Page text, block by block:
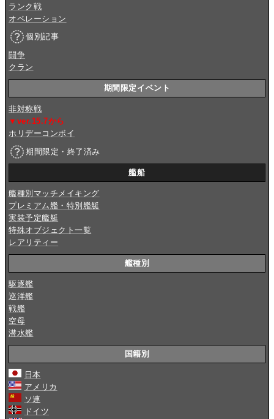
ランク戦
オペレーション
個別記事
闘争
クラン
期間限定イベント
非対称戦
▼ver.15.7から
ホリデーコンボイ
期間限定・終了済み
艦船
艦種別マッチメイキング
プレミアム艦・特別艦艇
実装予定艦艇
特殊オブジェクト一覧
レアリティー
艦種別
駆逐艦
巡洋艦
戦艦
空母
潜水艦
国籍別
日本
アメリカ
ソ連
ドイツ